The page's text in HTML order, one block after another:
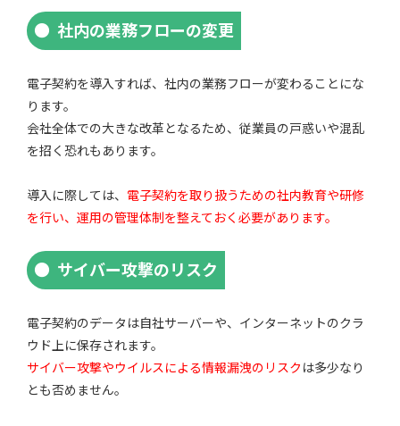
社内の業務フローの変更
電子契約を導入すれば、社内の業務フローが変わることにな
ります。
会社全体での大きな改革となるため、従業員の戸惑いや混乱
を招く恐れもあります。
導入に際しては、 電子契約を取り扱うための社内教育や研修
を行い、運用の管理体制を整えておく必要があります。
サイバー攻撃のリスク
電子契約のデータは自社サーバーや、インターネットのクラ
ウド上に保存されます。
サイバー攻撃やウイルスによる情報漏洩のリスク は多少なり
とも否めません。